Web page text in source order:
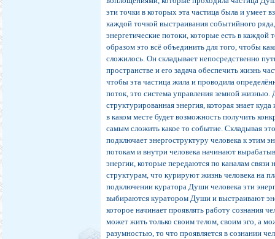
эти точки в которых эта частица была и умеет
каждой точкой выстраивания событийного
энергетические потоки, которые есть в каждой
образом это всё объединить для того, чтобы
сложилось. Он складывает непосредственно
пространстве и его задача обеспечить жизнь
чтобы эта частица жила и проводила
поток, это система управления земной
структурированная энергия, которая знает куда
в каком месте будет возможность получить
самым сложить какое то событие. Складывая
подключает энергоструктуру человека к этим
потокам и внутри человека начинают
энергии, которые передаются по каналам связи
структурам, что курируют жизнь человека на
подключении куратора Души человека эти
выбираются куратором Души и выстраивают
которое начинает проявлять работу сознания
может жить только своим телом, своим эго, а
разумностью, то что проявляется в сознании